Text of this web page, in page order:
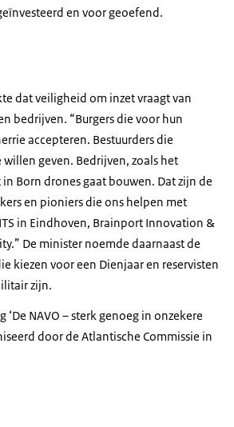
en voor geoefend.
dat veiligheid om inzet vraagt van
bedrijven. “Burgers die voor hun
accepteren. Bestuurders die
geven. Bedrijven, zoals het
in Born drones gaat bouwen. Dat zijn de
en pioniers die ons helpen met
in Eindhoven, Brainport Innovation &
De minister noemde daarnaast de
kiezen voor een Dienjaar en reservisten
zijn.
NAVO – sterk genoeg in onzekere
door de Atlantische Commissie in